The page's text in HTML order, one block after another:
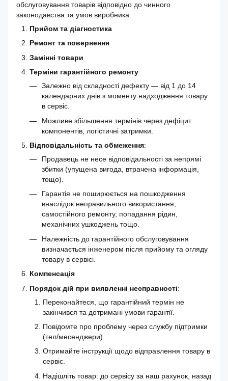
обслуговування товарів відповідно до чинного
законодавства та умов виробника.
Прийом та діагностика
Ремонт та повернення
Замінні товари
Терміни гарантійного ремонту:
Залежно від складності дефекту — від 1 до 14
календарних днів з моменту надходження товару
в сервіс.
Можливе збільшення термінів через дефіцит
компонентів, логістичні затримки.
Відповідальність та обмеження:
Продавець не несе відповідальності за непрямі
збитки (упущена вигода, втрачена інформація,
тощо).
Гарантія не поширюється на пошкодження
внаслідок неправильного використання,
самостійного ремонту, попадання рідин,
механічних ушкоджень тощо.
Належність до гарантійного обслуговування
визначається інженером після прийому та огляду
товару в сервісі.
Компенсація
Порядок дій при виявленні несправності:
Переконайтеся, що гарантійний термін не
закінчився та дотримані умови гарантії.
Повідомте про проблему через службу підтримки
(тел/месенджери).
Отримайте інструкції щодо відправлення товару в
сервіс.
Надішліть товар: до сервісу за наш рахунок, назад